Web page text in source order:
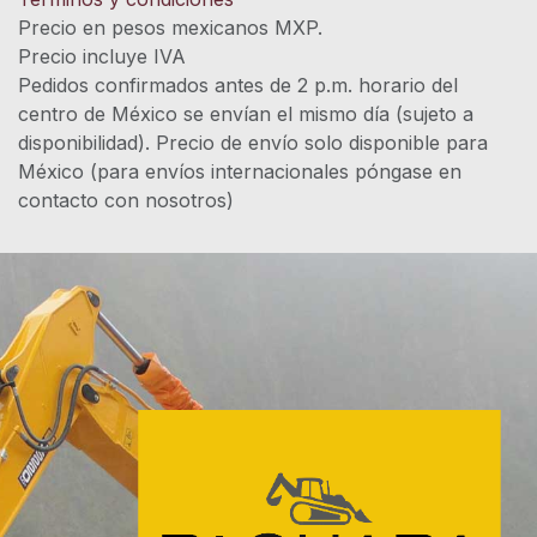
Precio en pesos mexicanos MXP.
Precio incluye IVA
Pedidos confirmados antes de 2 p.m. horario del
centro de México se envían el mismo día (sujeto a
disponibilidad). Precio de envío solo disponible para
México (para envíos internacionales póngase en
contacto con nosotros)